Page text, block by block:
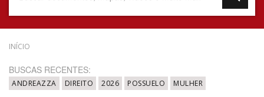
Data do Documento
INÍCIO
BUSCAS RECENTES:
ANDREAZZA DIREITO 2026 POSSUELO MULHER